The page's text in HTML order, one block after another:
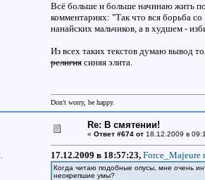
Всё больше и больше начинаю жить
комментариях: "Так что вся борьба
нанайских мальчиков, а в худшем -
Из всех таких текстов думаю вывод
религиясиняя элита.
Don't worry, be happy.
Re: В смятении!
« Ответ #674 от18.12.2009 в
17.12.2009 в 18:57:23, Force_Majeure
Когда читаю подобные опусы, мне очень
неокрепшие умы?